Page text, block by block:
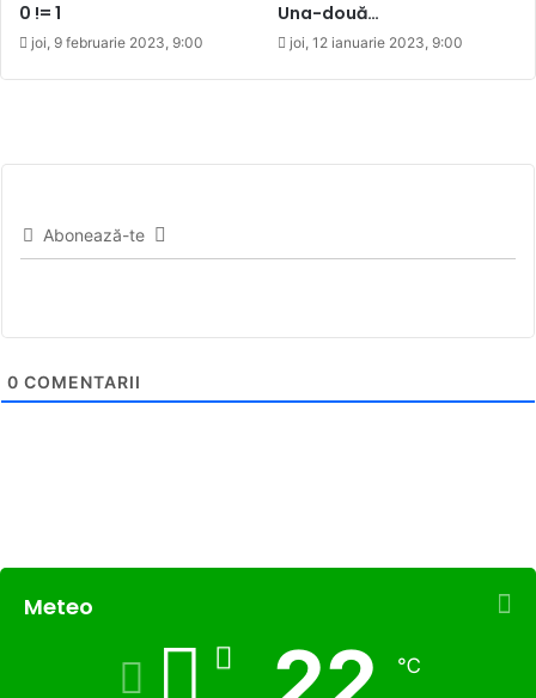
0 != 1
joi, 9 februarie 2023, 9:00
Una-două…
joi, 12 ianuarie 2023, 9:00
Abonează-te
0 COMENTARII
Meteo
℃